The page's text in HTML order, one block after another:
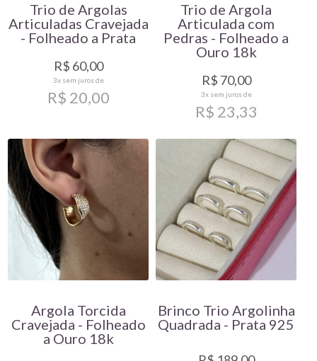
Trio de Argolas
Articuladas Cravejada
- Folheado a Prata
R$ 60,00
3xsem juros de
R$ 20,00
Trio de Argola
Articulada com
Pedras - Folheado a
Ouro 18k
R$ 70,00
3xsem juros de
R$ 23,33
Argola Torcida
Cravejada - Folheado
a Ouro 18k
Brinco Trio Argolinha
Quadrada - Prata 925